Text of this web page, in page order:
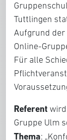
Tuttlingen
Aufgrund der
Online-
Für alle
Referent wird
Gruppe Ulm
Thema: